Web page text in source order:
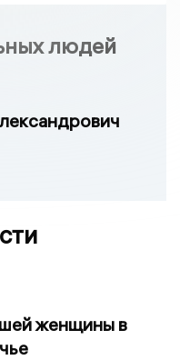
людей
женщины в